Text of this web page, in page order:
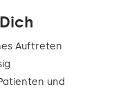
Auftreten
und